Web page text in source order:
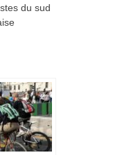
du sud